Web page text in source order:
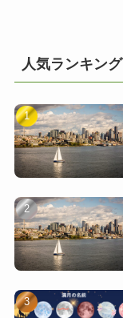
人気ランキング